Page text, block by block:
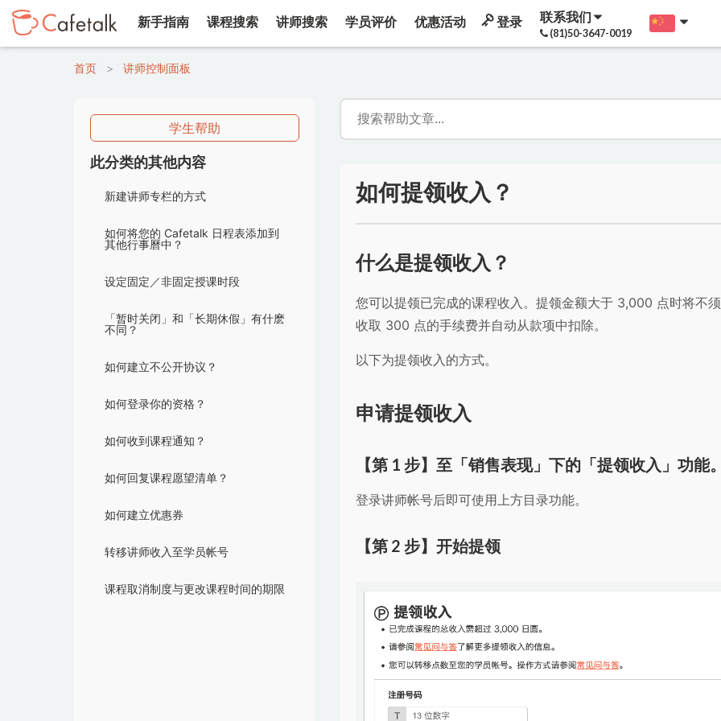
新手指南 课程搜索 讲师搜索 学员评价 优惠活动 登录 联系我们
(81)50-3647-0019
首页 > 讲师控制面板
学生帮助
此分类的其他内容
新建讲师专栏的方式
如何将您的 Cafetalk 日程表添加到
其他行事曆中？
设定固定／非固定授课时段
「暂时关闭」和「长期休假」有什麽
不同？
如何建立不公开协议？
如何登录你的资格？
如何收到课程通知？
如何回复课程愿望清单？
如何建立优惠券
转移讲师收入至学员帐号
课程取消制度与更改课程时间的期限
如何提领收入？
什么是提领收入？
您可以提领已完成的课程收入。提领金额大于 3,000 点时将不
收取 300 点的手续费并自动从款项中扣除。
以下为提领收入的方式。
申请提领收入
【第 1 步】至「销售表现」下的「提领收入」功能
登录讲师帐号后即可使用上方目录功能。
【第 2 步】开始提领